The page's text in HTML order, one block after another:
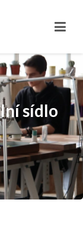
sídlo